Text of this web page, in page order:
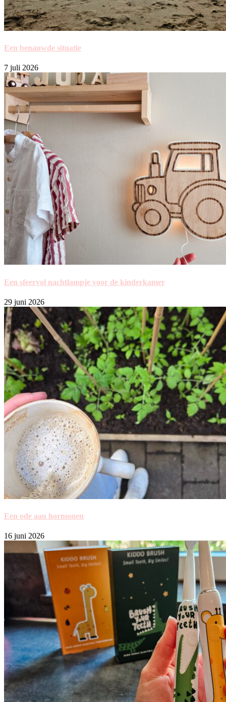
Een benauwde situatie
7 juli 2026
Een sfeervol nachtlampje voor de kinderkamer
29 juni 2026
Een ode aan hormonen
16 juni 2026